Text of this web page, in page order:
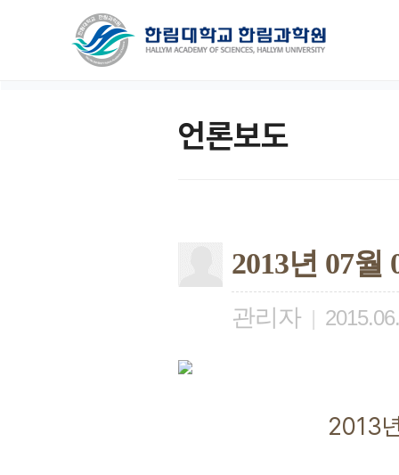
언론보도
2013년 07
관리자 |
2013년 07월